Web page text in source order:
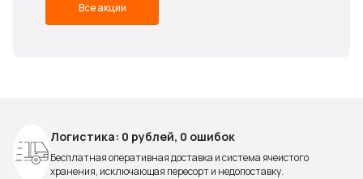
Все акции
Логистика: 0 рублей, 0 ошибок
Бесплатная оперативная доставка и система ячеистого
хранения, исключающая пересорт и недопоставку.